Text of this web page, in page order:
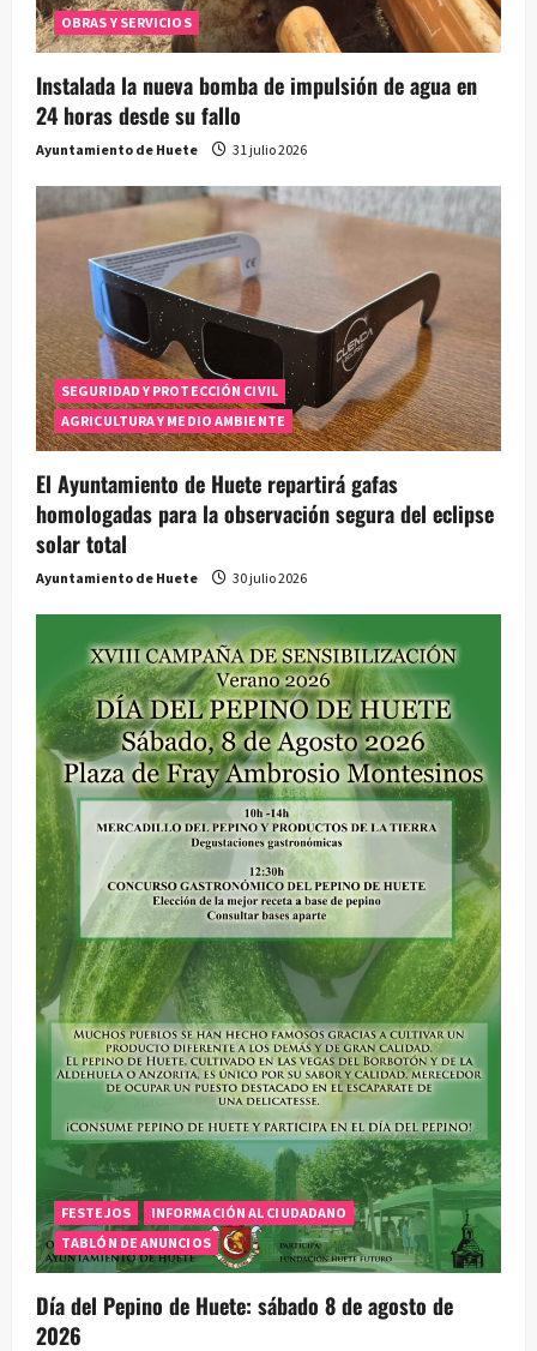
OBRAS Y SERVICIOS
Instalada la nueva bomba de impulsión de agua en
24 horas desde su fallo
Ayuntamiento de Huete 31 julio 2026
SEGURIDAD Y PROTECCIÓN CIVIL
AGRICULTURA Y MEDIO AMBIENTE
El Ayuntamiento de Huete repartirá gafas
homologadas para la observación segura del eclipse
solar total
Ayuntamiento de Huete 30 julio 2026
FESTEJOS
INFORMACIÓN AL CIUDADANO
TABLÓN DE ANUNCIOS
Día del Pepino de Huete: sábado 8 de agosto de
2026